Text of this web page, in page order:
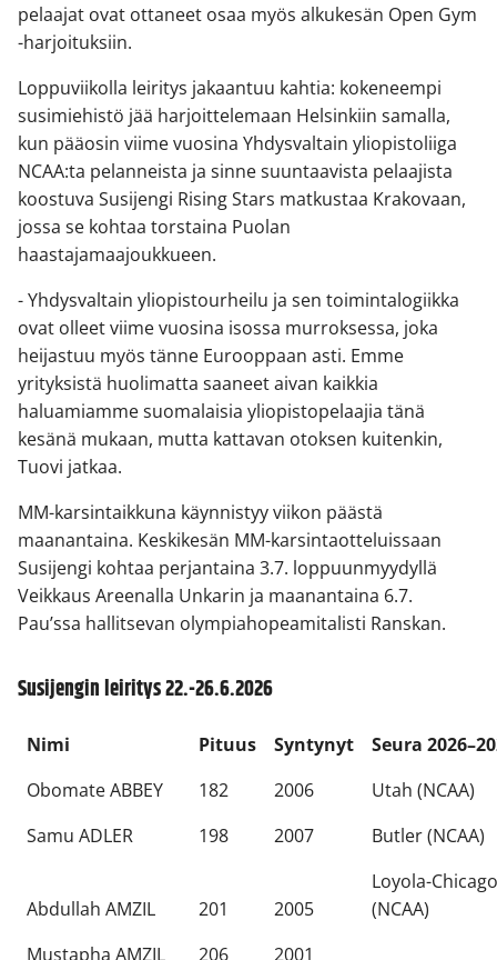
pelaajat ovat ottaneet osaa myös alkukesän Open Gym
-harjoituksiin.
Loppuviikolla leiritys jakaantuu kahtia: kokeneempi
susimiehistö jää harjoittelemaan Helsinkiin samalla,
kun pääosin viime vuosina Yhdysvaltain yliopistoliiga
NCAA:ta pelanneista ja sinne suuntaavista pelaajista
koostuva Susijengi Rising Stars matkustaa Krakovaan,
jossa se kohtaa torstaina Puolan
haastajamaajoukkueen.
- Yhdysvaltain yliopistourheilu ja sen toimintalogiikka
ovat olleet viime vuosina isossa murroksessa, joka
heijastuu myös tänne Eurooppaan asti. Emme
yrityksistä huolimatta saaneet aivan kaikkia
haluamiamme suomalaisia yliopistopelaajia tänä
kesänä mukaan, mutta kattavan otoksen kuitenkin,
Tuovi jatkaa.
MM-karsintaikkuna käynnistyy viikon päästä
maanantaina. Keskikesän MM-karsintaotteluissaan
Susijengi kohtaa perjantaina 3.7. loppuunmyydyllä
Veikkaus Areenalla Unkarin ja maanantaina 6.7.
Pau’ssa hallitsevan olympiahopeamitalisti Ranskan.
Susijengin leiritys 22.-26.6.2026
Nimi Pituus Syntynyt
Seura
Obomate ABBEY
182 2006
Utah (NCAA)
Samu ADLER
198 2007 Butler (NCAA)
Abdullah AMZIL 201 2005
Loyola-Chicago
(NCAA)
Mustapha AMZIL
206
2001